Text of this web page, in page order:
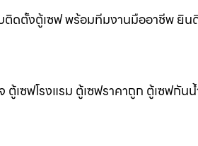
ติดตั้งตู้เซฟ พร้อมทีมงานมืออาชีพ ยิน
เซฟโรงแรม ตู้เซฟราคาถูก ตู้เซฟกัน